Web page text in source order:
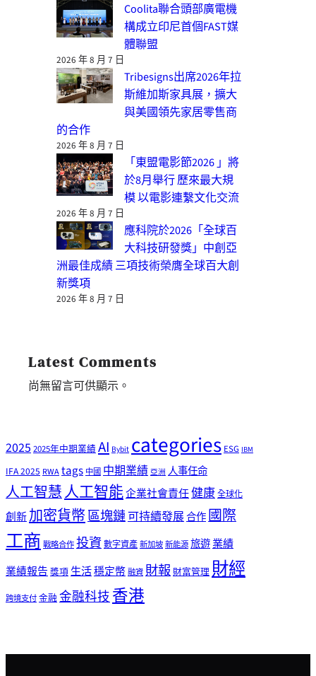
Coolita聯合頭部廣電機
構成立印尼首個FAST媒
體聯盟
2026 年 8 月 7 日
Tribesigns出席2026年拉
斯維加斯家具展，擴大
與美國領先家居零售商
的合作
2026 年 8 月 7 日
「東盟電影節2026 」將
於8月舉行 歷來最大規
模 以電影連繫文化交流
2026 年 8 月 7 日
應科院於2026「全球百
大科技研發獎」中創亞
洲最佳成績 三項技術榮膺全球百大創
新獎項
2026 年 8 月 7 日
Latest Comments
尚無留言可供顯示。
20252025年中期業績AI Bybitcategories ESG IBM
IFA 2025 RWAtags 中國 中期業績 亞洲 人事任命
人工智慧人工智能企業社會責任健康全球化
創新加密貨幣區塊鏈可持續發展合作國際
工商戰略合作投資數字資產新加坡新能源旅遊業績
業績報告獎項生活穩定幣融資財報 財富管理財經
跨境支付金融 金融科技香港